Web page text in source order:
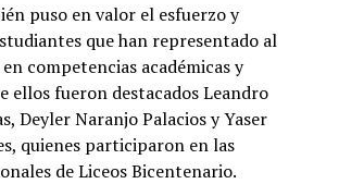
puso en valor el esfuerzo y
que han representado al
competencias académicas y
ellos fueron destacados Leandro
Deyler Naranjo Palacios y Yaser
quienes participaron en las
de Liceos Bicentenario.